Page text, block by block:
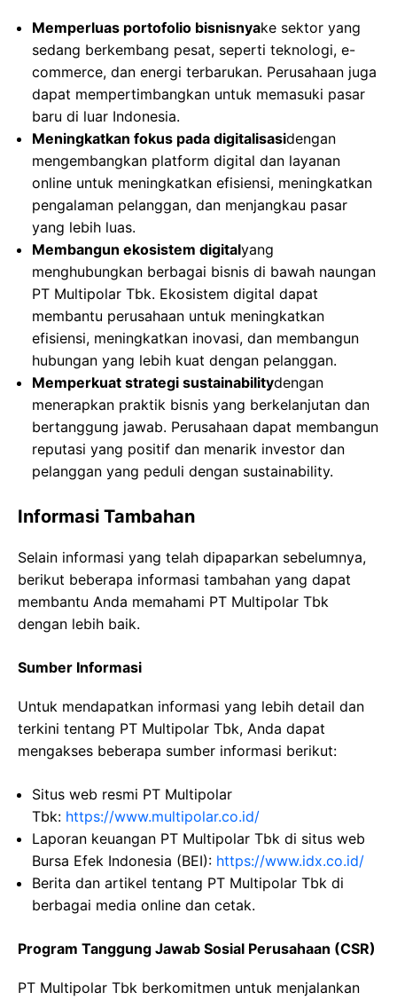
Memperluas portofolio bisnisnyake sektor yang
sedang berkembang pesat, seperti teknologi, e-
commerce, dan energi terbarukan. Perusahaan juga
dapat mempertimbangkan untuk memasuki pasar
baru di luar Indonesia.
Meningkatkan fokus pada digitalisasidengan
mengembangkan platform digital dan layanan
online untuk meningkatkan efisiensi, meningkatkan
pengalaman pelanggan, dan menjangkau pasar
yang lebih luas.
Membangun ekosistem digitalyang
menghubungkan berbagai bisnis di bawah naungan
PT Multipolar Tbk. Ekosistem digital dapat
membantu perusahaan untuk meningkatkan
efisiensi, meningkatkan inovasi, dan membangun
hubungan yang lebih kuat dengan pelanggan.
Memperkuat strategi sustainabilitydengan
menerapkan praktik bisnis yang berkelanjutan dan
bertanggung jawab. Perusahaan dapat membangun
reputasi yang positif dan menarik investor dan
pelanggan yang peduli dengan sustainability.
Informasi Tambahan
Selain informasi yang telah dipaparkan sebelumnya,
berikut beberapa informasi tambahan yang dapat
membantu Anda memahami PT Multipolar Tbk
dengan lebih baik.
Sumber Informasi
Untuk mendapatkan informasi yang lebih detail dan
terkini tentang PT Multipolar Tbk, Anda dapat
mengakses beberapa sumber informasi berikut:
Situs web resmi PT Multipolar
Tbk: https://www.multipolar.co.id/
Laporan keuangan PT Multipolar Tbk di situs web
Bursa Efek Indonesia (BEI): https://www.idx.co.id/
Berita dan artikel tentang PT Multipolar Tbk di
berbagai media online dan cetak.
Program Tanggung Jawab Sosial Perusahaan (CSR)
PT Multipolar Tbk berkomitmen untuk menjalankan